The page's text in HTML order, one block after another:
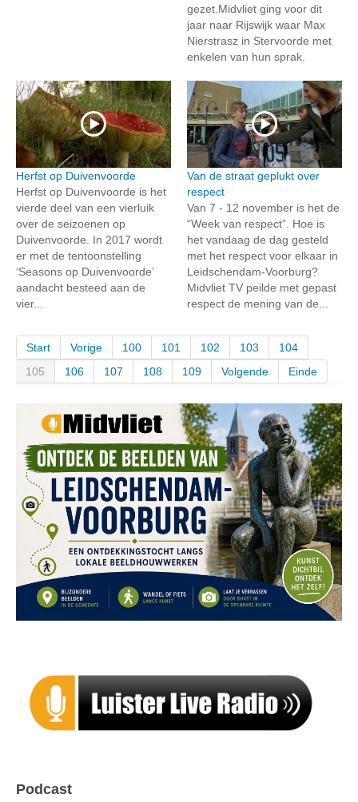
gezet.Midvliet ging voor dit
jaar naar Rijswijk waar Max
Nierstrasz in Stervoorde met
enkelen van hun sprak.
Herfst op Duivenvoorde
Herfst op Duivenvoorde is het
vierde deel van een vierluik
over de seizoenen op
Duivenvoorde. In 2017 wordt
er met de tentoonstelling
‘Seasons op Duivenvoorde’
aandacht besteed aan de
vier...
Van de straat geplukt over
respect
Van 7 - 12 november is het de
“Week van respect”. Hoe is
het vandaag de dag gesteld
met het respect voor elkaar in
Leidschendam-Voorburg?
Midvliet TV peilde met gepast
respect de mening van de...
Start Vorige 100 101 102 103
104
105
106 107 108 109 Volgende Einde
Podcast